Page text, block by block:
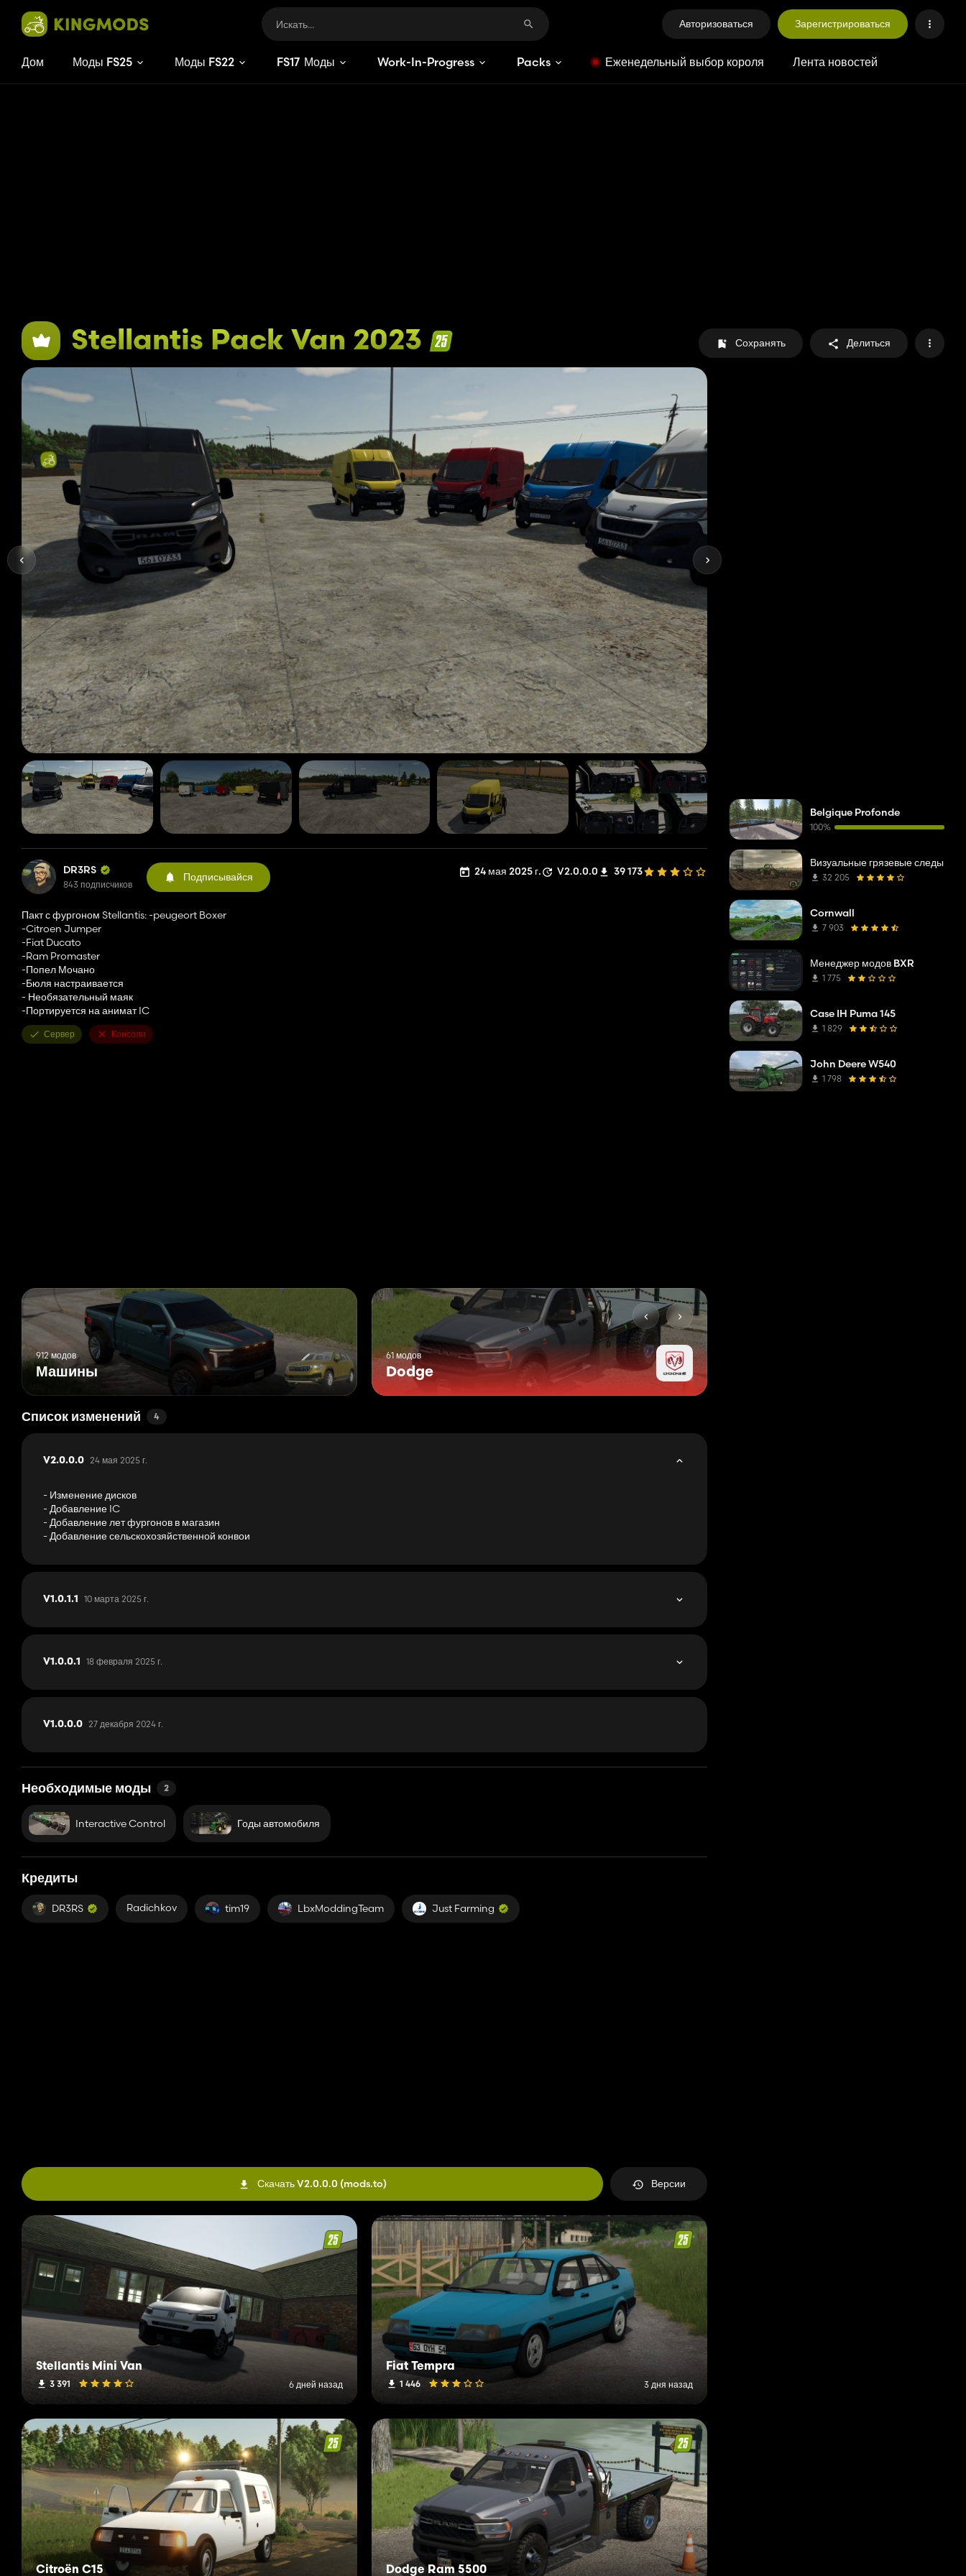
Авторизоваться Зарегистрироваться
Дом Моды FS25 Моды FS22 FS17 Моды Work-In-Progress Packs Еженедельный выбор короля Лента новостей
Stellantis Pack Van 2023 Сохранять Делиться
DR3RS
843 подписчиков
Подписывайся 24 мая 2025 г. V2.0.0.0 39 173
Пакт с фургоном Stellantis: -peugeort Boxer
-Citroen Jumper
-Fiat Ducato
-Ram Promaster
-Попел Мочано
-Бюля настраивается
- Необязательный маяк
-Портируется на анимат IC
Сервер Консоли
912 модов
Машины
61 модов
Dodge
Список изменений 4
V2.0.0.0 24 мая 2025 г.
- Изменение дисков
- Добавление IC
- Добавление лет фургонов в магазин
- Добавление сельскохозяйственной конвои
V1.0.1.1 10 марта 2025 г.
V1.0.0.1 18 февраля 2025 г.
V1.0.0.0 27 декабря 2024 г.
Необходимые моды 2
Interactive Control Годы автомобиля
Кредиты
DR3RS Radichkov tim19 LbxModdingTeam Just Farming
Скачать V2.0.0.0 (mods.to) Версии
Stellantis Mini Van
3 391 6 дней назад
Fiat Tempra
1 446 3 дня назад
Citroën C15 Dodge Ram 5500
Belgique Profonde
100%
Визуальные грязевые следы
32 205
Cornwall
7 903
Менеджер модов BXR
1 775
Case IH Puma 145
1 829
John Deere W540
1 798